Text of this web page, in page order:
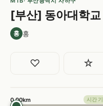
[부산] 동아대학
홍 홍
♡ ☆
0.00km 시간